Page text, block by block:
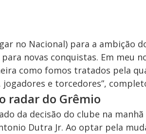
no Nacional) para a ambição
novas conquistas. Em meu
como fomos tratados pela
e torcedores”,
radar do Grêmio
da decisão do clube na
Dutra Jr. Ao optar pela